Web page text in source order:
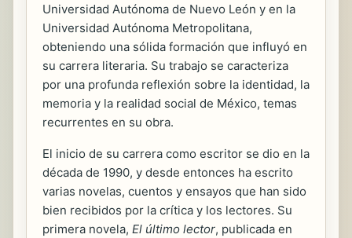
Universidad Autónoma de Nuevo León y en la
Universidad Autónoma Metropolitana,
obteniendo una sólida formación que influyó en
su carrera literaria. Su trabajo se caracteriza
por una profunda reflexión sobre la identidad, la
memoria y la realidad social de México, temas
recurrentes en su obra.
El inicio de su carrera como escritor se dio en la
década de 1990, y desde entonces ha escrito
varias novelas, cuentos y ensayos que han sido
bien recibidos por la crítica y los lectores. Su
primera novela, El último lector, publicada en